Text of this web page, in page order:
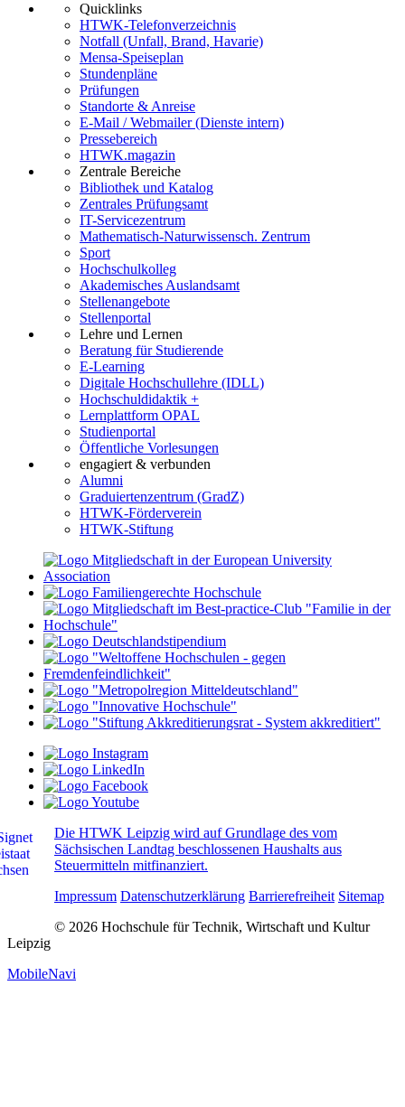
Quicklinks
HTWK-Telefonverzeichnis
Notfall (Unfall, Brand, Havarie)
Mensa-Speiseplan
Stundenpläne
Prüfungen
Standorte & Anreise
E-Mail / Webmailer (Dienste intern)
Pressebereich
HTWK.magazin
Zentrale Bereiche
Bibliothek und Katalog
Zentrales Prüfungsamt
IT-Servicezentrum
Mathematisch-Naturwissensch. Zentrum
Sport
Hochschulkolleg
Akademisches Auslandsamt
Stellenangebote
Stellenportal
Lehre und Lernen
Beratung für Studierende
E-Learning
Digitale Hochschullehre (IDLL)
Hochschuldidaktik +
Lernplattform OPAL
Studienportal
Öffentliche Vorlesungen
engagiert & verbunden
Alumni
Graduiertenzentrum (GradZ)
HTWK-Förderverein
HTWK-Stiftung
Die HTWK Leipzig wird auf Grundlage des vom
Sächsischen Landtag beschlossenen Haushalts aus
Steuermitteln mitfinanziert.
Impressum Datenschutzerklärung Barrierefreiheit Sitemap
© 2026 Hochschule für Technik, Wirtschaft und Kultur
Leipzig
MobileNavi